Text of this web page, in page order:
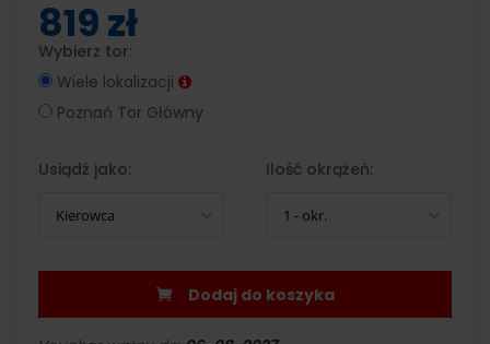
819 zł
Wybierz tor:
Wiele lokalizacji
Poznań Tor Główny
Usiądź jako:
Kierowca
Ilość okrążeń:
1 - okr.
Dodaj do koszyka